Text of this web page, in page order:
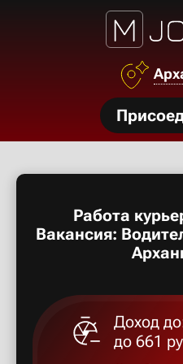
Работа
Вакансия:
Доход
до 661